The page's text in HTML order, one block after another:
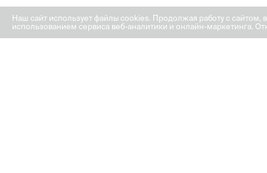
Наш сайт использует файлы cookies. Продолжая работу с
использованием сервиса веб-аналитики и онлайн-маркетинга.